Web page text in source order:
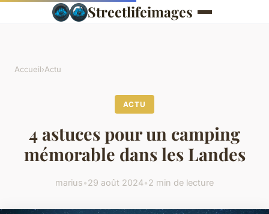
Streetlifeimages
Accueil›Actu
ACTU
4 astuces pour un camping
mémorable dans les Landes
marius•29 août 2024•2 min de lecture